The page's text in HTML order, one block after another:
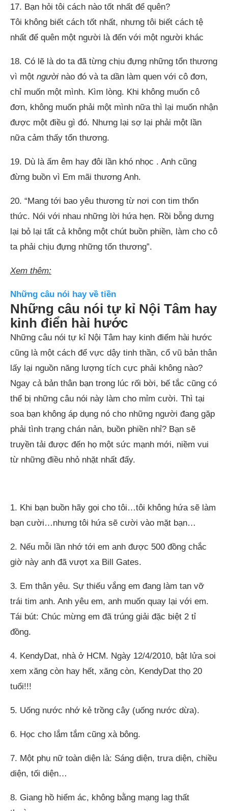
17. Bạn hỏi tôi cách nào tốt nhất để quên?
Tôi không biết cách tốt nhất, nhưng tôi biết cách tệ
nhất để quên một người là đến với một người khác
18. Có lẽ là do ta đã từng chịu đựng những tổn thương
vì một người nào đó và ta dần làm quen với cô đơn,
chỉ muốn một mình. Kìm lòng. Khi không muốn cô
đơn, không muốn phải một mình nữa thì lại muốn nhận
được một điều gì đó. Nhưng lại sợ lại phải một lần
nữa cảm thấy tổn thương.
19. Dù là ấm êm hay đôi lần khó nhọc . Anh cũng
đừng buồn vì Em mãi thương Anh.
20. “Mang tới bao yêu thương từ nơi con tim thổn
thức. Nói với nhau những lời hứa hẹn. Rồi bỗng dưng
lại bỏ lại tất cả không một chút buồn phiền, làm cho cô
ta phải chịu đựng những tổn thương”.
Xem thêm:
Những câu nói hay về tiền
Những câu nói tự kỉ Nội Tâm hay
kinh điển hài hước
Những câu nói tự kỉ Nội Tâm hay kinh điểm hài hước
cũng là một cách để vực dậy tinh thần, cổ vũ bản thân
lấy lại nguồn năng lượng tích cực phải không nào?
Ngay cả bản thân bạn trong lúc rối bời, bế tắc cũng có
thể bị những câu nói này làm cho mỉm cười. Thì tại
soa bạn không áp dụng nó cho những người đang gặp
phải tình trạng chán nản, buồn phiền nhỉ? Bạn sẽ
truyền tải được đến họ một sức mạnh mới, niềm vui
từ những điều nhỏ nhặt nhất đấy.
1. Khi bạn buồn hãy gọi cho tôi…tôi không hứa sẽ làm
bạn cười…nhưng tôi hứa sẽ cười vào mặt bạn…
2. Nếu mỗi lần nhớ tới em anh được 500 đồng chắc
giờ này anh đã vượt xa Bill Gates.
3. Em thân yêu. Sự thiếu vắng em đang làm tan vỡ
trái tim anh. Anh yêu em, anh muốn quay lại với em.
Tái bút: Chúc mừng em đã trúng giải đặc biệt 2 tỉ
đồng.
4. KendyDat, nhà ở HCM. Ngày 12/4/2010, bật lửa soi
xem xăng còn hay hết, xăng còn, KendyDat thọ 20
tuổi!!!
5. Uống nước nhớ kẻ trồng cây (uống nước dừa).
6. Học cho lắm tắm cũng xà bông.
7. Một phụ nữ toàn diện là: Sáng diện, trưa diện, chiều
diện, tối diện…
8. Giang hồ hiểm ác, không bằng mạng lag thất